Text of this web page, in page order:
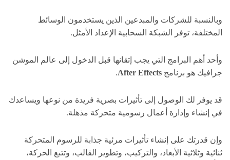
وبالنسبة للشركات والمبدعين الذين يستخدمون الوسائط
المختلفة، توفر الشبكة السحابية الإعداد الأمثل.
وأحد أهم البرامج التي يجب إتقانها قبل الدخول إلى عالم الموشن
جرافيك هو برنامج After Effects
.
قد يوفر لك الوصول إلى تأثيرات بصرية فريدة من نوعها ويساعدك
في إنشاء وإدارة أعمال رسومية متحركة مذهلة.
وإن قدرتك على إنشاء تأثيرات مرئية جذابة للرسوم المتحركة
ثنائية وثلاثية الأبعاد، والتركيب، وتطوير القالب، وتتبع الحركة،